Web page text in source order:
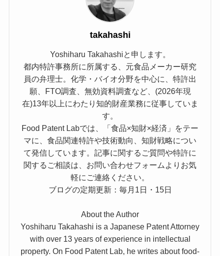
takahashi
Yoshiharu Takahashiと申します。
都内特許事務所に所属する、元食品メーカー研究
員の弁理士。化学・バイオ分野を中心に、特許出
願、FTO調査、無効資料調査など、(2026年現
在)13年以上にわたり知的財産業務に従事していま
す。
Food Patent Labでは、「食品×知財×経済」をテー
マに、食品関連特許や技術動向、知財戦略につい
て発信しています。記事に関するご質問や特許に
関するご相談は、お問い合わせフォームよりお気
軽にご連絡ください。
ブログの定期更新：毎月1日・15日
About the Author
Yoshiharu Takahashi is a Japanese Patent Attorney
with over 13 years of experience in intellectual
property. On Food Patent Lab, he writes about food-